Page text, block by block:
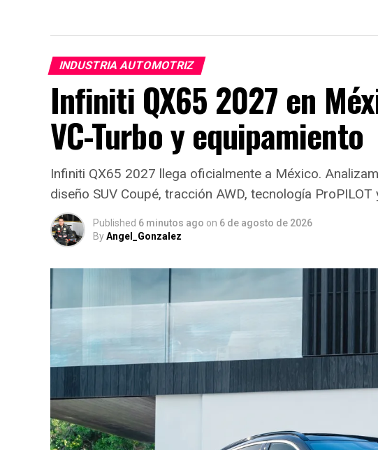
INDUSTRIA AUTOMOTRIZ
Infiniti QX65 2027 en
VC-Turbo y equipamiento
Infiniti QX65 2027 llega oficialmente a México.
diseño SUV Coupé, tracción AWD, tecnología
Published 6 minutos ago on 6 de agosto de 2026
ByAngel_Gonzalez